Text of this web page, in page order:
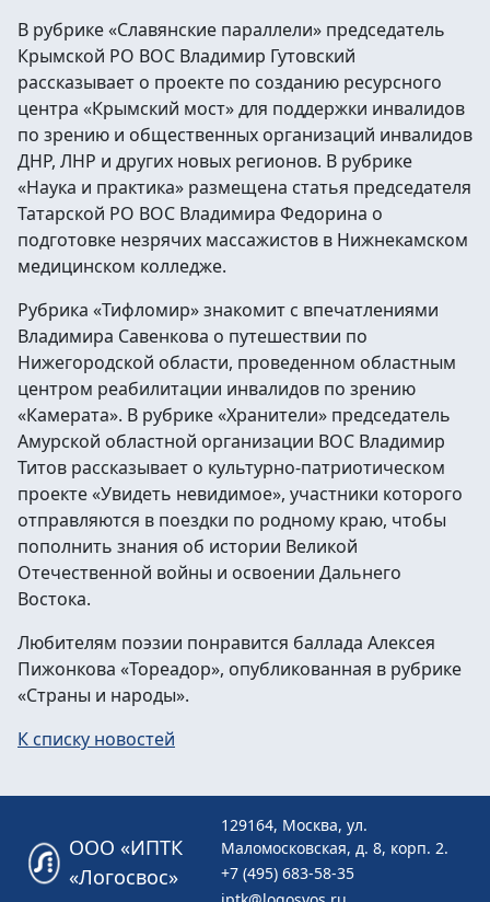
В рубрике «Славянские параллели» председатель
Крымской РО ВОС Владимир Гутовский
рассказывает о проекте по созданию ресурсного
центра «Крымский мост» для поддержки инвалидов
по зрению и общественных организаций инвалидов
ДНР, ЛНР и других новых регионов. В рубрике
«Наука и практика» размещена статья председателя
Татарской РО ВОС Владимира Федорина о
подготовке незрячих массажистов в Нижнекамском
медицинском колледже.
Рубрика «Тифломир» знакомит с впечатлениями
Владимира Савенкова о путешествии по
Нижегородской области, проведенном областным
центром реабилитации инвалидов по зрению
«Камерата». В рубрике «Хранители» председатель
Амурской областной организации ВОС Владимир
Титов рассказывает о культурно-патриотическом
проекте «Увидеть невидимое», участники которого
отправляются в поездки по родному краю, чтобы
пополнить знания об истории Великой
Отечественной войны и освоении Дальнего
Востока.
Любителям поэзии понравится баллада Алексея
Пижонкова «Тореадор», опубликованная в рубрике
«Страны и народы».
К списку новостей
ООО «ИПТК
«Логосвос»
129164, Москва, ул.
Маломосковская, д. 8, корп. 2.
+7 (495) 683-58-35